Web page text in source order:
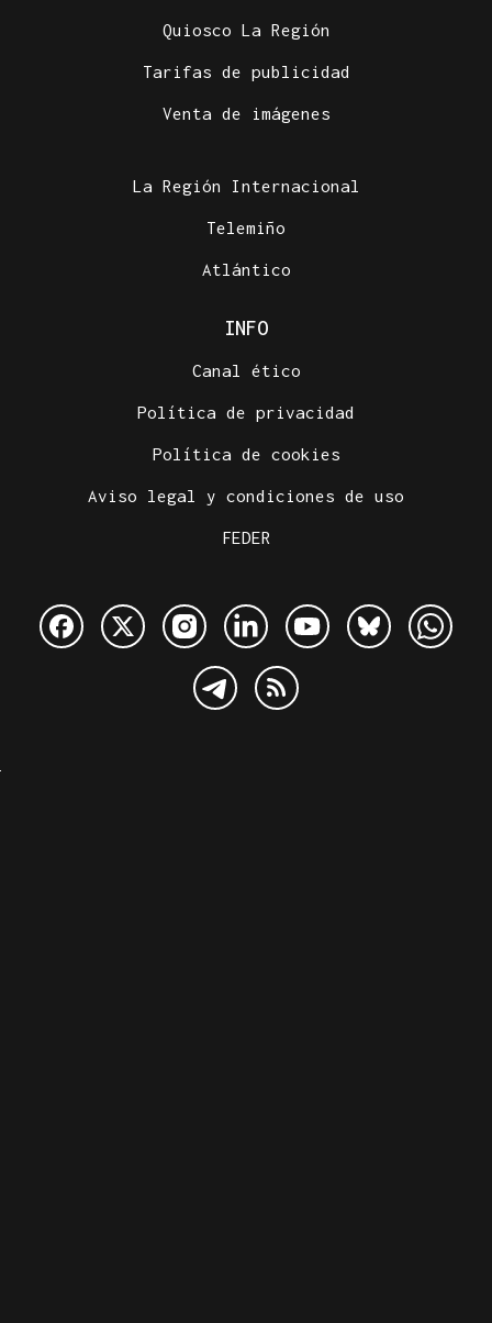
Quiosco La Región
Tarifas de publicidad
Venta de imágenes
La Región Internacional
Telemiño
Atlántico
INFO
Canal ético
Política de privacidad
Política de cookies
Aviso legal y condiciones de uso
FEDER